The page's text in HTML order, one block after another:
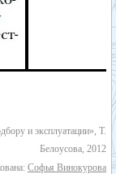
и эксплуатации», Т.
Белоусова, 2012
Софья Винокурова